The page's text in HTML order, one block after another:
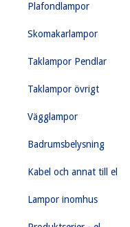
Plafondlampor
Skomakarlampor
Taklampor Pendlar
Taklampor övrigt
Vägglampor
Badrumsbelysning
Kabel och annat till el
Lampor inomhus